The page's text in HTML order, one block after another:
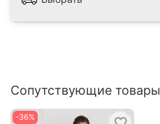
Сопутствующие товары
-36%